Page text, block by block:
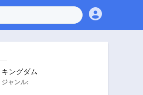
キングダム
ジャンル: